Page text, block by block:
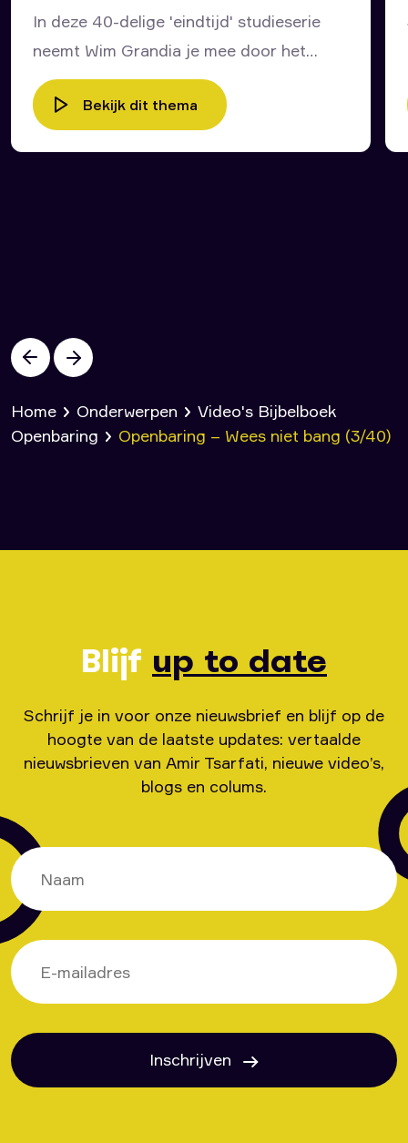
In deze 40-delige 'eindtijd' studieserie
neemt Wim Grandia je mee door het
bijbelboek Daniël en door het leven van
deze profeet van God. Wat kunnen wij
voor onze tijd en voor ons leven leren
opgetekend in het bijbelboek Openbaring
en wat Daniël meer dan zeshonderd jaar
Het streven is om in november 2025 het
Bekijk dit thema
Home Onderwerpen
Video's Bijbelboek
Openbaring
Openbaring – Wees niet bang (3/40)
Blijf up to date
Schrijf je in voor onze nieuwsbrief en blijf op de
hoogte van de laatste updates: vertaalde
nieuwsbrieven van Amir Tsarfati, nieuwe video’s,
blogs en colums.
Inschrijven